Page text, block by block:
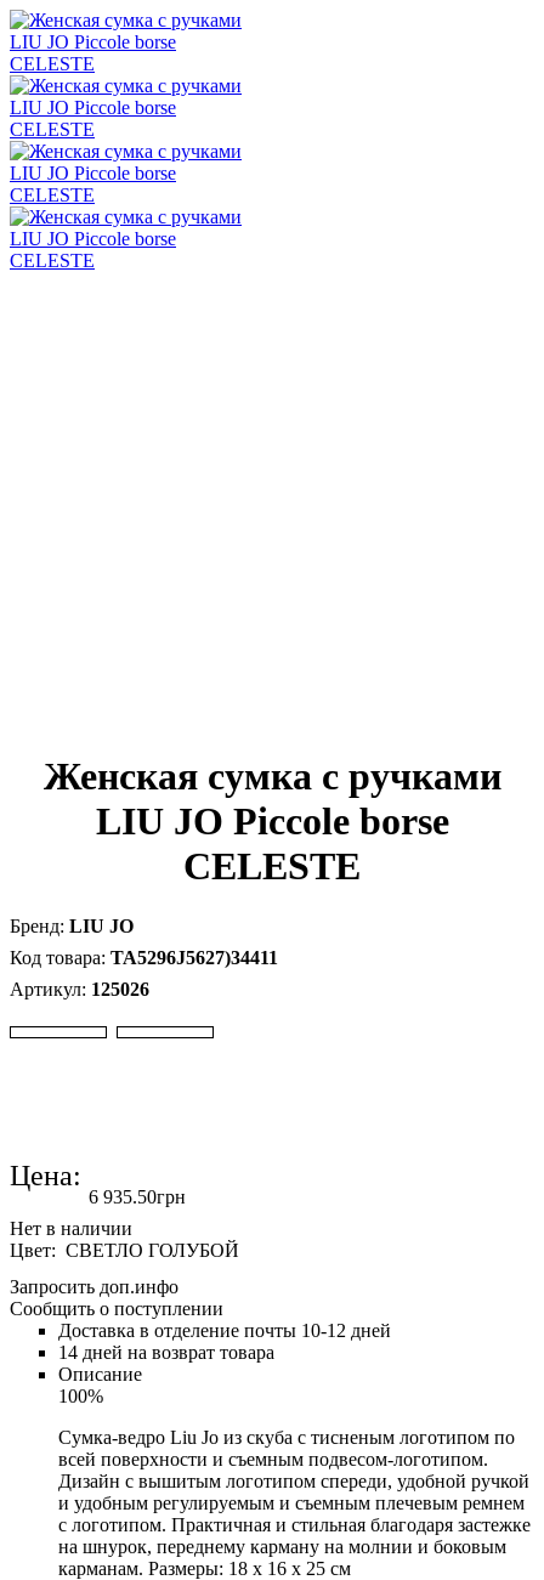
Женская сумка с ручками
LIU JO Piccole borse
CELESTE
LIU JO
TA5296J5627)34411
125026
Цена:
6 935.50грн
Цвет: СВЕТЛО ГОЛУБОЙ
Запросить доп.инфо
Сообщить о поступлении
Доставка в отделение почты 10-12 дней
14 дней на возврат товара
Описание
100%
Сумка-ведро Liu Jo из скуба с тисненым логотипом по
всей поверхности и съемным подвесом-логотипом.
Дизайн с вышитым логотипом спереди, удобной ручкой
и удобным регулируемым и съемным плечевым ремнем
с логотипом. Практичная и стильная благодаря застежке
на шнурок, переднему карману на молнии и боковым
карманам. Размеры: 18 x 16 x 25 см